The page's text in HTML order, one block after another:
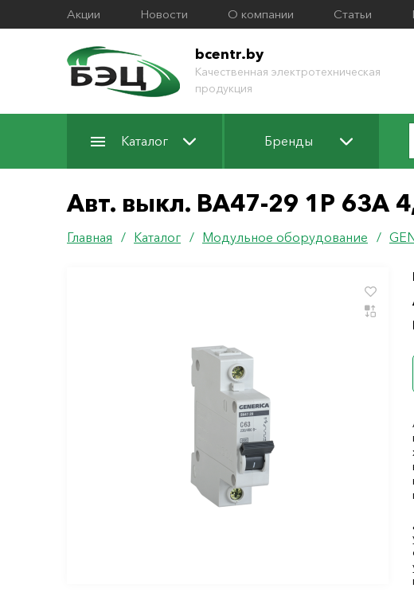
Акции Новости О компании Статьи
bcentr.by
Качественная электротехническая
продукция
Каталог Бренды
Авт. выкл. ВА47-29 1Р 63А
Главная / Каталог / Модульное оборудование /